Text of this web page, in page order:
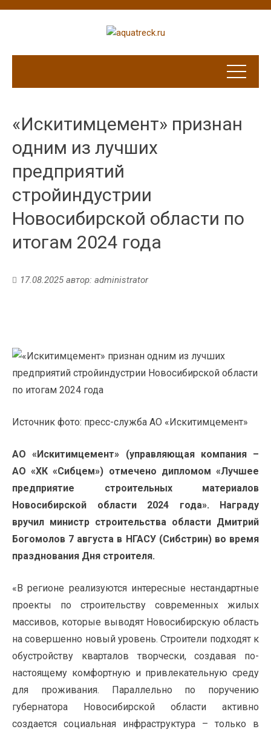
«Искитимцемент» признан
одним из лучших
предприятий
стройиндустрии
Новосибирской области по
итогам 2024 года
17.08.2025автор: administrator
Источник фото: пресс-служба АО «Искитимцемент»
АО «Искитимцемент» (управляющая компания –
АО «ХК «Сибцем») отмечено дипломом «Лучшее
предприятие строительных материалов
Новосибирской области 2024 года». Награду
вручил министр строительства области Дмитрий
Богомолов 7 августа в НГАСУ (Сибстрин) во время
празднования Дня строителя.
«В регионе реализуются интересные нестандартные
проекты по строительству современных жилых
массивов, которые выводят Новосибирскую область
на совершенно новый уровень. Строители подходят к
обустройству кварталов творчески, создавая по-
настоящему комфортную и привлекательную среду
для проживания. Параллельно по поручению
губернатора Новосибирской области активно
создается социальная инфраструктура – только в